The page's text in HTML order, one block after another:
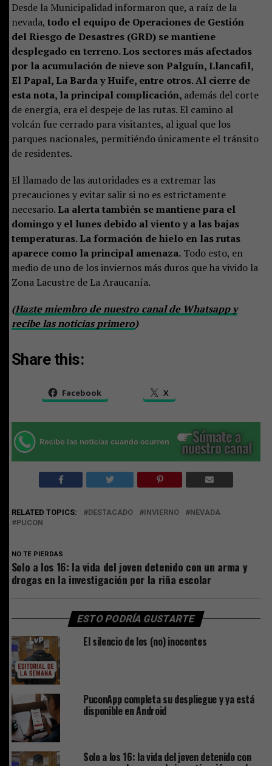
Desde la Municipalidad informaron que, a raíz de la
nevada, todo el equipo de Operaciones de Gestión
del Riesgo de Desastres (GRD) se mantiene
desplegado en terreno. Los sectores más afectados
por la acumulación de nieve son Palguín, Llancafil,
El Papal, La Barda y Huife, entre otros. Al cierre de
esta nota, la principal complicación, además del corte
de energía, era el despeje de las rutas. El camino al
volcán fue cerrado para visitantes, al igual que los
parques nacionales, permitiéndo únicamente el tránsito
de residentes.
El llamado de las autoridades es a extremar las
precauciones y evitar salir si no es estrictamente
necesario. La alerta también se mantiene para el
domingo y el lunes debido al viento y a las bajas
temperaturas. La formación de hielo en las rutas
aparece como la principal amenaza.Todo esto, en
medio de uno de los inviernos más duros que ha vivido la
Zona Lacustre de La Araucanía.
(Hazte miembro de nuestro canal de Whatsapp y
recibe las noticias primero)
Share this:
Facebook X
RELATED TOPICS: DESTACADO INVIERNO
NEVADA
PUCON
NO TE PIERDAS
Solo a los 16: la vida del joven detenido con un arma y
drogas en la investigación por la riña escolar
ESTO PODRÍA GUSTARTE
El silencio de los (no) inocentes
PuconApp completa su despliegue y ya está
disponible en Android
Solo a los 16: la vida del joven detenido con